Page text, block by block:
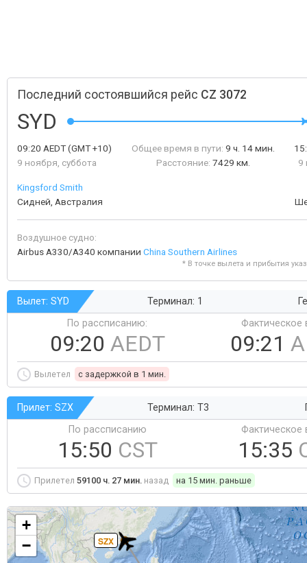
Последний состоявшийся рейс CZ 3072
SYD
09:20 AEDT(GMT +10)
9 ноября, суббота
Общее время в пути: 9 ч. 14 мин.
Расстояние: 7429 км.
9
Kingsford Smith
Сидней, Австралия
Воздушное судно:
Airbus A330/A340 компании China Southern Airlines
* В точке вылета и прибытия
Вылет: SYD Терминал: 1
По рассписанию:
09:20 AEDT
Фактическое
09:21
Вылетел c задержкой в 1 мин.
Прилет: SZX Терминал: T3
По рассписанию
15:50 CST
Фактическое
15:35
Прилетел 59100 ч. 27 мин. назад на 15 мин. раньше
SZX
+
−